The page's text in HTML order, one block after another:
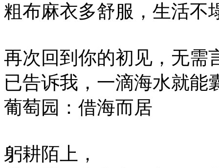
粗布麻衣多舒服，生活不
再次回到你的初见，无需
已告诉我，一滴海水就能
葡萄园：借海而居
躬耕陌上，